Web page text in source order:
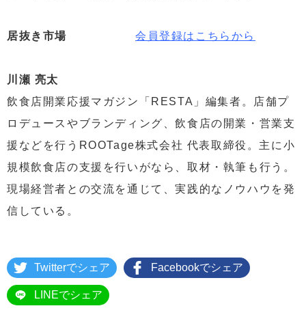
居抜き市場 会員登録はこちらから
川瀬 亮太
飲食店開業応援マガジン「RESTA」編集者。店舗プ
ロデュースやブランディング、飲食店の開業・営業支
援などを行うROOTage株式会社 代表取締役。主に小
規模飲食店の支援を行いがなら、取材・執筆も行う。
現場経営者との交流を通じて、実践的なノウハウを発
信している。
Twitterでシェア Facebookでシェア
LINEでシェア